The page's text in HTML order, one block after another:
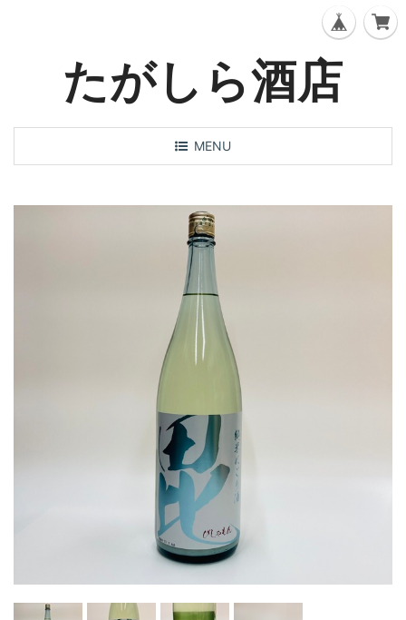
たがしら酒店
T
o
g
l
e
v
i
g
a
o
n
MENU